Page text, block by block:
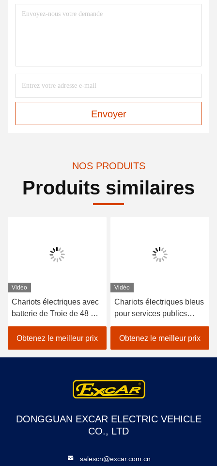
Envoyer
NOS PRODUITS
Produits similaires
Vidéo
Chariots électriques avec
batterie de Troie de 48 V
et capacité de charge de
600 kg adaptés aux
applications hôtelières et
de clubs de golf
Obtenez le meilleur prix
Vidéo
Chariots électriques bleus
pour services publics
construits avec des
régulateurs haute
fréquence 48v 3,7 kW et
des contrôleurs Curtis
conduite fluide
Obtenez le meilleur prix
DONGGUAN EXCAR ELECTRIC VEHICLE
CO., LTD
salescn@excar.com.cn